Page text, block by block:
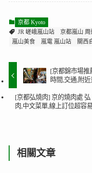
京都 Kyoto
JR 嵯峨嵐山站
京都嵐山 周
嵐山美食
嵐電 嵐山站 關西
[京都錦市場推
時間,交通,附
[京都弘燒肉] 京的燒肉處
肉,中文菜單,線上訂位超容易
相關文章